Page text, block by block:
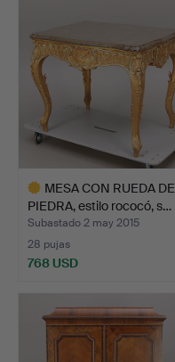
MESA CON RUEDA DE
PIEDRA, estilo rococó, s…
Subastado 2 may 2015
28 pujas
768 USD
seleccionado